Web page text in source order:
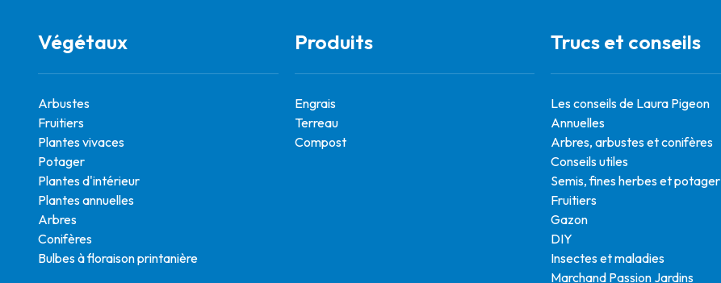
Végétaux
Arbustes
Fruitiers
Plantes vivaces
Potager
Plantes d'intérieur
Plantes annuelles
Arbres
Conifères
Bulbes à floraison printanière
Produits
Engrais
Terreau
Compost
Trucs et conseils
Les conseils de Laura Pigeon
Annuelles
Arbres, arbustes et conifères
Conseils utiles
Semis, fines herbes et potager
Fruitiers
Gazon
DIY
Insectes et maladies
Marchand Passion Jardins